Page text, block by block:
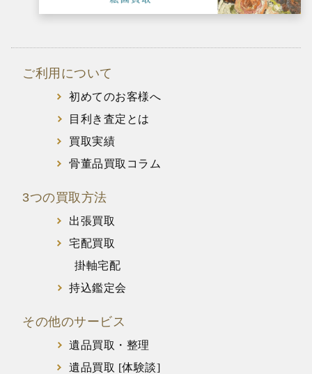
ご利用について
初めてのお客様へ
目利き査定とは
買取実績
骨董品買取コラム
3つの買取方法
出張買取
宅配買取
掛軸宅配
持込鑑定会
その他のサービス
遺品買取・整理
遺品買取 [体験談]